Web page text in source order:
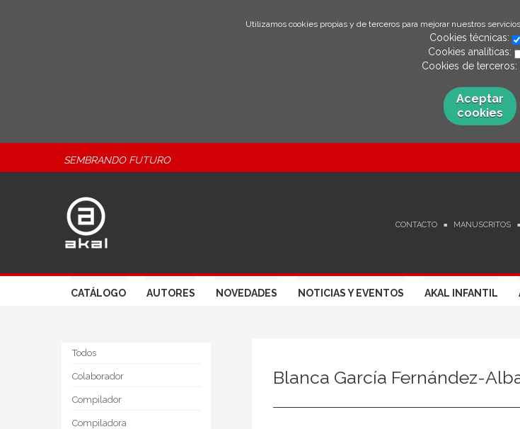
Utilizamos cookies propias y de terceros para mejorar nuestros
Cookies técnicas:
Cookies analíticas:
Cookies de terceros:
Aceptar
cookies
SEMBRANDO FUTURO
CONTACTO MANUSCRITOS
CATÁLOGO AUTORES NOVEDADES NOTICIAS Y EVENTOS AKAL INFANTIL
Todos
Colaborador
Compilador
Compiladora
Blanca García Fernández-